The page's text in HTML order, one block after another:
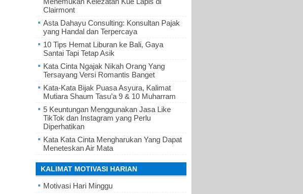
Clairmont
Asta Dahayu Consulting: Konsultan Pajak
yang Handal dan Terpercaya
10 Tips Hemat Liburan ke Bali, Gaya
Santai Tapi Tetap Asik
Kata Cinta Ngajak Nikah Orang Yang
Tersayang Versi Romantis Banget
Kata-Kata Bijak Puasa Asyura, Kalimat
Mutiara Shaum Tasu’a 9 & 10 Muharram
5 Keuntungan Menggunakan Jasa Like
TikTok dan Instagram yang Perlu
Diperhatikan
Kata Kata Cinta Mengharukan Yang Dapat
Meneteskan Air Mata
KALIMAT MOTIVASI HARIAN
Motivasi Hari Minggu